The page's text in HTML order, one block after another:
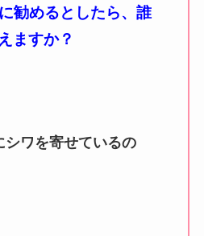
勧めるとしたら、 誰
ますか？
ワを寄せているの